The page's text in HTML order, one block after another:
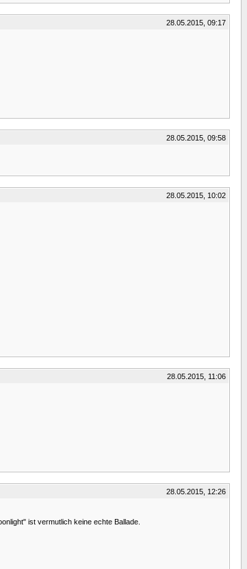
28.05.2015, 09:17
28.05.2015, 09:58
28.05.2015, 10:02
28.05.2015, 11:06
28.05.2015, 12:26
ist vermutlich keine echte Ballade.